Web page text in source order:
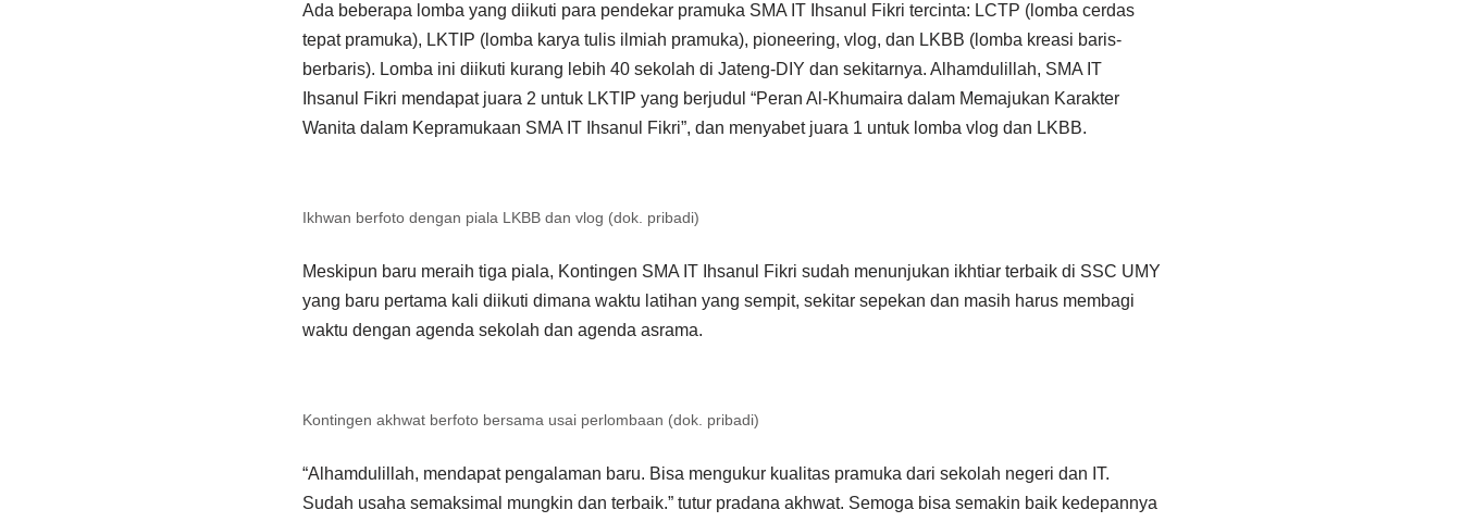
Ada beberapa lomba yang diikuti para pendekar pramuka SMA IT Ihsanul Fikri tercinta: LCTP (lomba cerdas
tepat pramuka), LKTIP (lomba karya tulis ilmiah pramuka), pioneering, vlog, dan LKBB (lomba kreasi baris-
berbaris). Lomba ini diikuti kurang lebih 40 sekolah di Jateng-DIY dan sekitarnya. Alhamdulillah, SMA IT
Ihsanul Fikri mendapat juara 2 untuk LKTIP yang berjudul “Peran Al-Khumaira dalam Memajukan Karakter
Wanita dalam Kepramukaan SMA IT Ihsanul Fikri”, dan menyabet juara 1 untuk lomba vlog dan LKBB.
Ikhwan berfoto dengan piala LKBB dan vlog (dok. pribadi)
Meskipun baru meraih tiga piala, Kontingen SMA IT Ihsanul Fikri sudah menunjukan ikhtiar terbaik di SSC UMY
yang baru pertama kali diikuti dimana waktu latihan yang sempit, sekitar sepekan dan masih harus membagi
waktu dengan agenda sekolah dan agenda asrama.
Kontingen akhwat berfoto bersama usai perlombaan (dok. pribadi)
“Alhamdulillah, mendapat pengalaman baru. Bisa mengukur kualitas pramuka dari sekolah negeri dan IT.
Sudah usaha semaksimal mungkin dan terbaik.” tutur pradana akhwat. Semoga bisa semakin baik kedepannya